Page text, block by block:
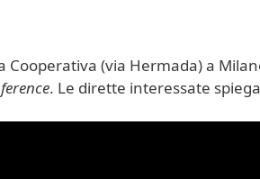
Cooperativa (via Hermada) a
. Le dirette interessate